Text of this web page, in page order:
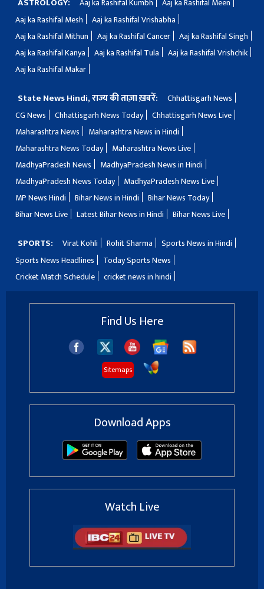
Aaj ka Rashifal Mesh
Aaj ka Rashifal Vrishabha
Aaj ka Rashifal Mithun
Aaj ka Rashifal Cancer
Aaj ka Rashifal Singh
Aaj ka Rashifal Kanya
Aaj ka Rashifal Tula
Aaj ka Rashifal Vrishchik
Aaj ka Rashifal Makar
State News Hindi, राज्य की ताज़ा ख़बरें:
Chhattisgarh News
CG News
Chhattisgarh News Today
Chhattisgarh News Live
Maharashtra News
Maharashtra News in Hindi
Maharashtra News Today
Maharashtra News Live
MadhyaPradesh News
MadhyaPradesh News in Hindi
MadhyaPradesh News Today
MadhyaPradesh News Live
MP News Hindi
Bihar News in Hindi
Bihar News Today
Bihar News Live
Latest Bihar News in Hindi Bihar News Live
SPORTS: Virat Kohli Rohit Sharma
Sports News in Hindi
Sports News Headlines
Today Sports News
Cricket Match Schedule
cricket news in hindi
Find Us Here
Sitemaps
Download Apps
Watch Live